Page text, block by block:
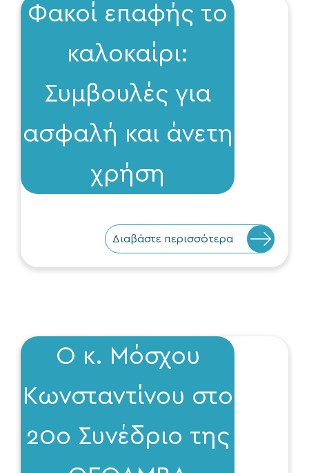
Φακοί επαφής το
καλοκαίρι:
Συμβουλές για
ασφαλή και άνετη
χρήση
Διαβάστε περισσότερα
O κ. Μόσχου
Κωνσταντίνου στο
20ο Συνέδριο της